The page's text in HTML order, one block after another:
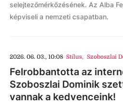
selejtezőmérkőzésének. Az Alba
képviseli a nemzeti csapatban.
2026. 06. 03., 10:08 Stílus, Szoboszlai
Felrobbantotta az
Szoboszlai Dominik
vannak a kedvenceink!